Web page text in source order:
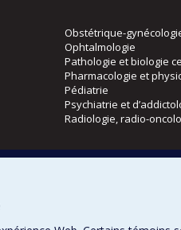
Obstétrique-
Ophtalmologie
Pathologie et biologie
Pharmacologie et
Pédiatrie
Psychiatrie et
Radiologie, radio-